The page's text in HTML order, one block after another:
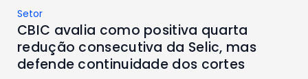
Setor
CBIC avalia como positiva quarta
redução consecutiva da Selic, mas
defende continuidade dos cortes